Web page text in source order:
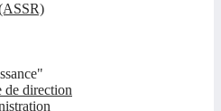
de direction